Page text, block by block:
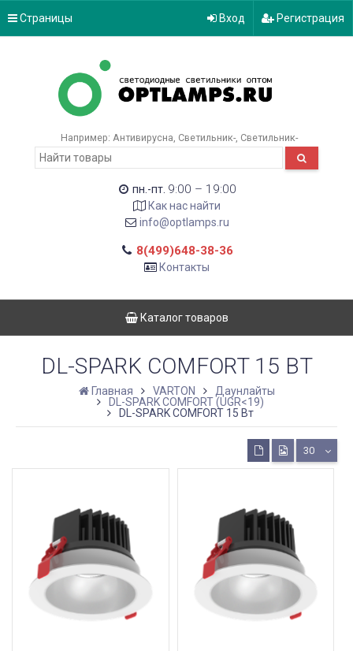
Страницы Вход Регистрация
Например: Антивирусна Светильник- Светильник-
пн.-пт. 9:00 – 19:00
Как нас найти
info@optlamps.ru
8(499)648-38-36
Контакты
Каталог товаров
DL-SPARK COMFORT 15 ВТ
Главная VARTON
Даунлайты
DL-SPARK COMFORT (UGR<19)
DL-SPARK COMFORT 15 Вт
30